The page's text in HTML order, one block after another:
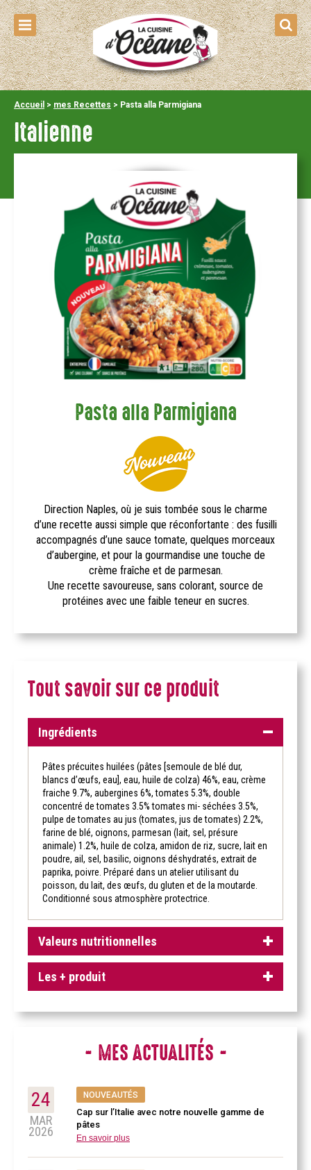
Accueil > mes Recettes > Pasta alla Parmigiana
Italienne
Pasta alla Parmigiana
Direction Naples, où je suis tombée sous le charme
d’une recette aussi simple que réconfortante : des fusilli
accompagnés d’une sauce tomate, quelques morceaux
d’aubergine, et pour la gourmandise une touche de
crème fraîche et de parmesan.
Une recette savoureuse, sans colorant, source de
protéines avec une faible teneur en sucres.
Tout savoir sur ce produit
Ingrédients
Pâtes précuites huilées (pâtes [semoule de blé dur,
blancs d’œufs, eau], eau, huile de colza) 46%, eau, crème
fraiche 9.7%, aubergines 6%, tomates 5.3%, double
concentré de tomates 3.5% tomates mi- séchées 3.5%,
pulpe de tomates au jus (tomates, jus de tomates) 2.2%,
farine de blé, oignons, parmesan (lait, sel, présure
animale) 1.2%, huile de colza, amidon de riz, sucre, lait en
poudre, ail, sel, basilic, oignons déshydratés, extrait de
paprika, poivre. Préparé dans un atelier utilisant du
poisson, du lait, des œufs, du gluten et de la moutarde.
Conditionné sous atmosphère protectrice.
Valeurs nutritionnelles
Les + produit
MES ACTUALITÉS
24
MAR
2026
NOUVEAUTÉS
Cap sur l’Italie avec notre nouvelle gamme de
pâtes
En savoir plus